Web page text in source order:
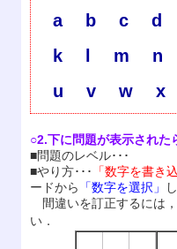
a
b c d
k
m n
u
v w x
○2.下に問題が表示された
■問題のレベル･･･
■やり方･･･
「数字を書き
ードから
「数字を選択」
間違いを訂正するには
い．